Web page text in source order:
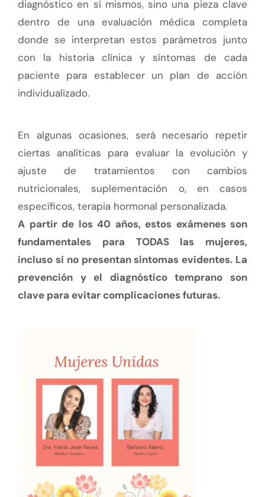
diagnóstico en sí mismos, sino una pieza clave
dentro de una evaluación médica completa
donde se interpretan estos parámetros junto
con la historia clínica y síntomas de cada
paciente para establecer un plan de acción
individualizado.
En algunas ocasiones, será necesario repetir
ciertas analíticas para evaluar la evolución y
ajuste de tratamientos con cambios
nutricionales, suplementación o, en casos
específicos, terapia hormonal personalizada.
A partir de los 40 años, estos exámenes son
fundamentales para TODAS las mujeres,
incluso si no presentan síntomas evidentes. La
prevención y el diagnóstico temprano son
clave para evitar complicaciones futuras.